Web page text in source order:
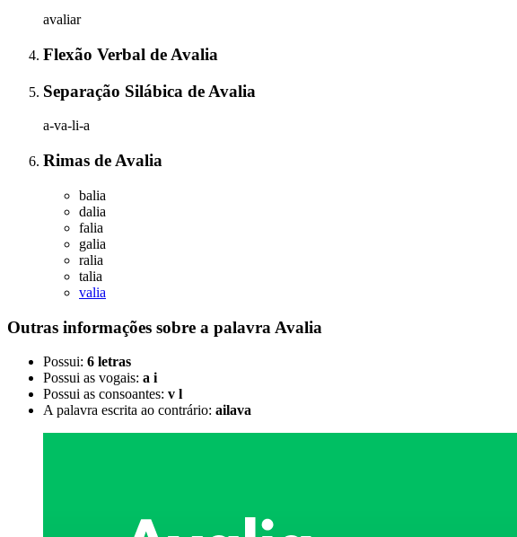
avaliar
Flexão Verbal de Avalia
Separação Silábica de Avalia
a-va-li-a
Rimas de Avalia
balia
dalia
falia
galia
ralia
talia
valia
Outras informações sobre a palavra Avalia
Possui: 6 letras
Possui as vogais: a i
Possui as consoantes: v l
A palavra escrita ao contrário: ailava